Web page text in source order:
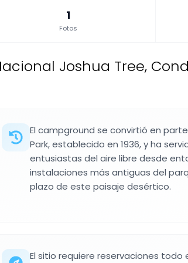
1
Fotos
Joshua Tree,
El campground se convirtió en
Park, establecido en 1936, y ha
entusiastas del aire libre desde
instalaciones más antiguas del
plazo de este paisaje desértico.
El sitio requiere reservaciones todo